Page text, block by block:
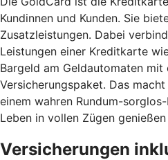
Kundinnen und Kunden. Sie
Zusatzleistungen. Dabei
Leistungen einer Kreditkarte
Bargeld am Geldautomaten mit
Versicherungspaket. Das
einem wahren Rundum-
Leben in vollen Zügen
Versicherungen